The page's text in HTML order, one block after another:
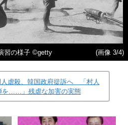
習の様子 ©getty (画像 3/4)
虐殺、韓国政府提訴へ 「村人
を……」残虐な加害の実態